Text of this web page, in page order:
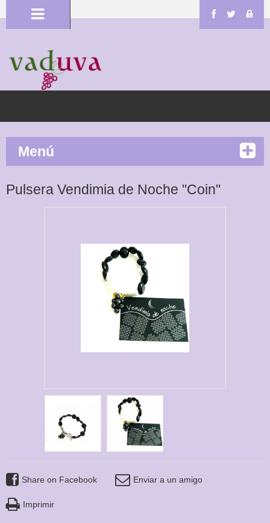
Menú
Pulsera Vendimia de Noche "Coin"
Share on Facebook Enviar a un amigo
Imprimir